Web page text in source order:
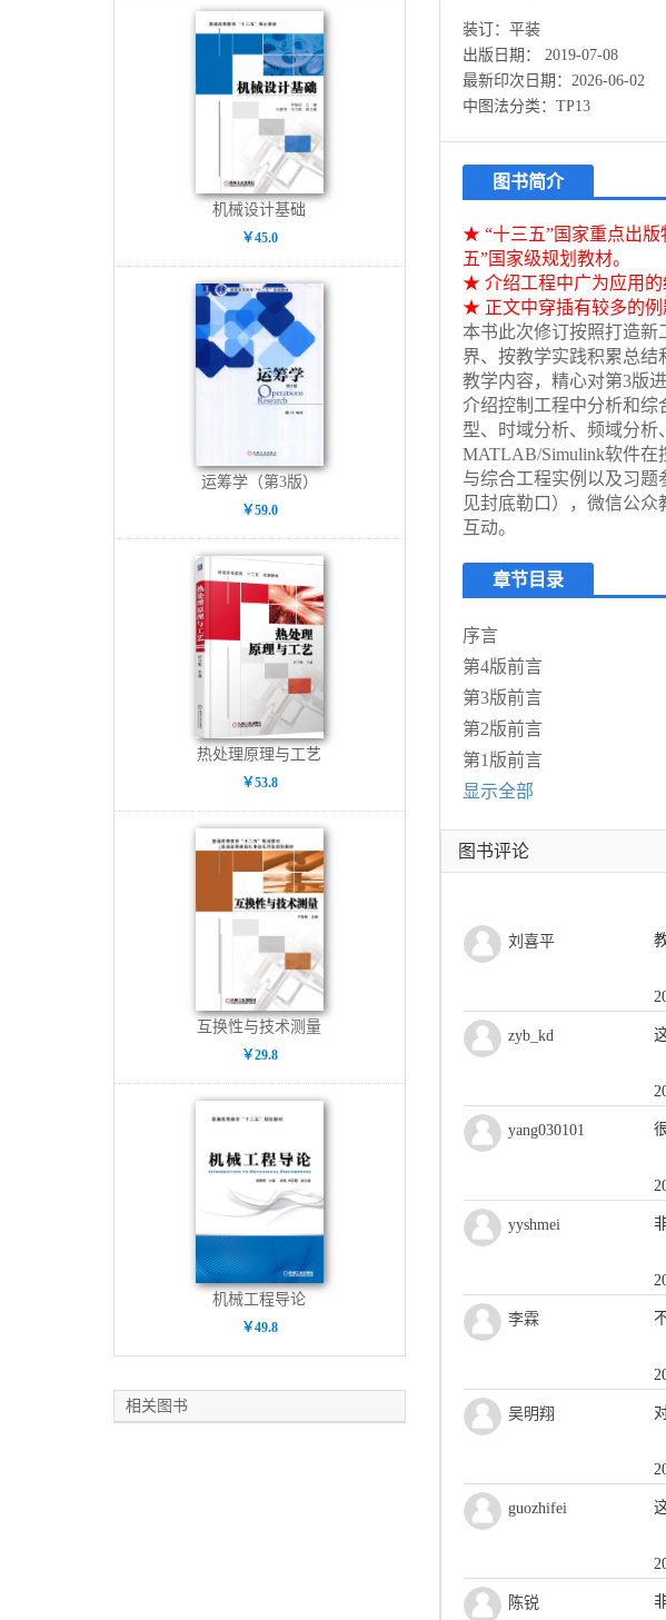
机械设计基础
￥45.0
运筹学（第3版）
￥59.0
热处理原理与工艺
￥53.8
互换性与技术测量
￥29.8
机械工程导论
￥49.8
相关图书
装订：平装
出版日期： 2019-07-08
最新印次日期：2026-06-02
中图法分类：TP13
图书简介
★ “十三五”国家重点出版
五”国家级规划教材。
★ 介绍工程中广为应用的
★ 正文中穿插有较多的例
本书此次修订按照打造新
界、按教学实践积累总
教学内容，精心对第3版
介绍控制工程中分析和综
型、时域分析、频域分
MATLAB/Simulink软件
与综合工程实例以及习题
见封底勒口），微信公
互动。
章节目录
序言
第4版前言
第3版前言
第2版前言
第1版前言
显示全部
图书评论
刘喜平
zyb_kd
yang030101
yyshmei
李霖
吴明翔
guozhifei
陈锐